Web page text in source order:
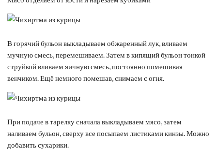
В горячий бульон выкладываем обжаренный лук, вливаем
мучную смесь, перемешиваем. Затем в кипящий бульон тонкой
струйкой вливаем яичную смесь, постоянно помешивая
венчиком. Ещё немного помешав, снимаем с огня.
При подаче в тарелку сначала выкладываем мясо, затем
наливаем бульон, сверху все посыпаем листиками кинзы. Можно
добавить сухарики.